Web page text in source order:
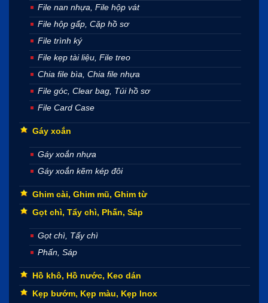
File nan nhựa, File hộp vát
File hộp gấp, Cặp hồ sơ
File trình ký
File kẹp tài liệu, File treo
Chia file bìa, Chia file nhựa
File góc, Clear bag, Túi hồ sơ
File Card Case
Gáy xoắn
Gáy xoắn nhựa
Gáy xoắn kẽm kép đôi
Ghim cài, Ghim mũ, Ghim từ
Gọt chì, Tẩy chì, Phấn, Sáp
Gọt chì, Tẩy chì
Phấn, Sáp
Hồ khô, Hồ nước, Keo dán
Kẹp bướm, Kẹp màu, Kẹp Inox